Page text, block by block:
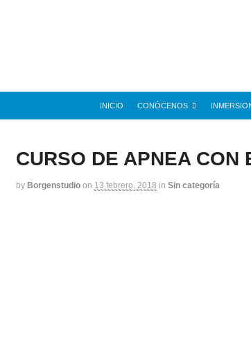
INICIO CONÓCENOS
CURSO DE APNEA CON
by Borgenstudio on 13 febrero, 2018 in Sin categoría